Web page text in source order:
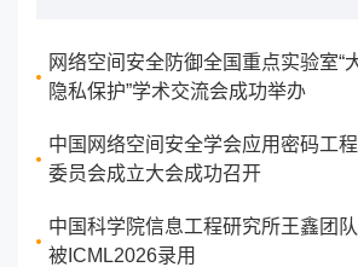
网络空间安全防御全国重点实验室“
隐私保护”学术交流会成功举办
中国网络空间安全学会应用密码工
委员会成立大会成功召开
中国科学院信息工程研究所王鑫团
被ICML2026录用